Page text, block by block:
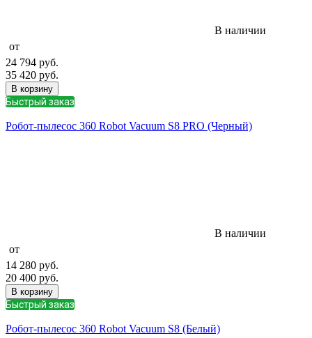
В наличии
от
24 794 руб.
35 420 руб.
В корзину
Быстрый заказ
Робот-пылесос 360 Robot Vacuum S8 PRO (Черный)
В наличии
от
14 280 руб.
20 400 руб.
В корзину
Быстрый заказ
Робот-пылесос 360 Robot Vacuum S8 (Белый)